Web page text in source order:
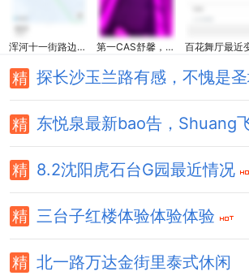
浑河十一街路边小粉验证 第一CAS舒馨，确实挺舒心
探长沙玉兰路有感，不愧是
东悦泉最新bao告，Shuang
8.2沈阳虎石台G园最近情况
三台子红楼体验体验体验
北一路万达金街里泰式休闲